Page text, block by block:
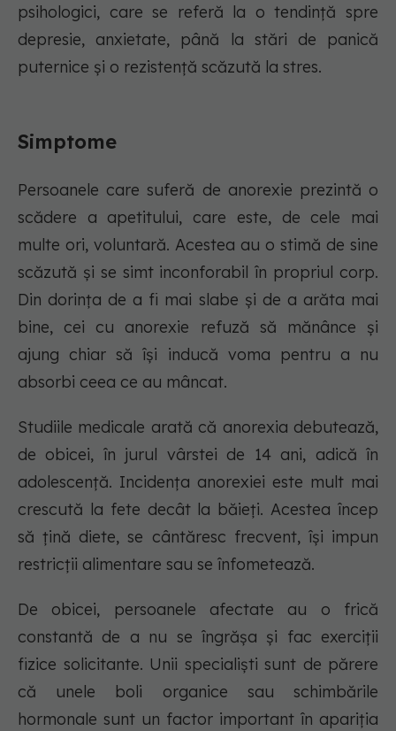
psihologici, care se referă la o tendință spre
depresie, anxietate, până la stări de panică
puternice și o rezistență scăzută la stres.
Simptome
Persoanele care suferă de anorexie prezintă o
scădere a apetitului, care este, de cele mai
multe ori, voluntară. Acestea au o stimă de sine
scăzută și se simt inconforabil în propriul corp.
Din dorința de a fi mai slabe și de a arăta mai
bine, cei cu anorexie refuză să mănânce și
ajung chiar să își inducă voma pentru a nu
absorbi ceea ce au mâncat.
Studiile medicale arată că anorexia debutează,
de obicei, în jurul vârstei de 14 ani, adică în
adolescență. Incidența anorexiei este mult mai
crescută la fete decât la băieți. Acestea încep
să țină diete, se cântăresc frecvent, își impun
restricții alimentare sau se înfometează.
De obicei, persoanele afectate au o frică
constantă de a nu se îngrășa și fac exerciții
fizice solicitante. Unii specialiști sunt de părere
că unele boli organice sau schimbările
hormonale sunt un factor important în apariția